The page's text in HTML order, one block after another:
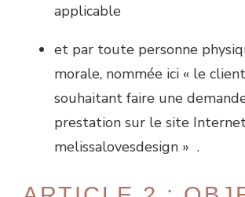
applicable
et par toute personne
morale, nommée ici « le
souhaitant faire une
prestation sur le site
melissalovesdesign » .